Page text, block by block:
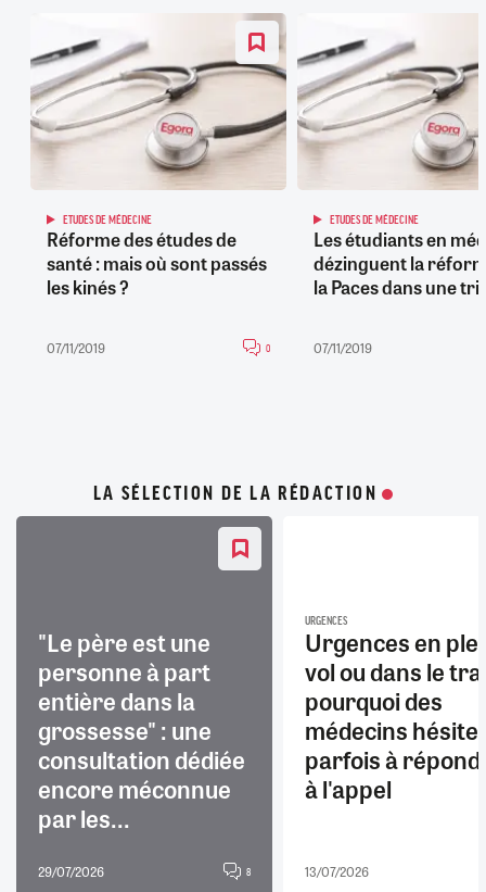
ETUDES DE MÉDECINE
Réforme des études de
santé : mais où sont passés
les kinés ?
07/11/2019 0
ETUDES DE MÉDECINE
Les étudiants en
dézinguent la
la Paces dans une
07/11/2019
LA SÉLECTION DE LA RÉDACTION
"Le père est une
personne à part
entière dans la
grossesse" : une
consultation dédiée
encore méconnue
par les...
29/07/2026 8
URGENCES
Urgences en
vol ou dans le
pourquoi des
médecins
parfois à
à l'appel
13/07/2026